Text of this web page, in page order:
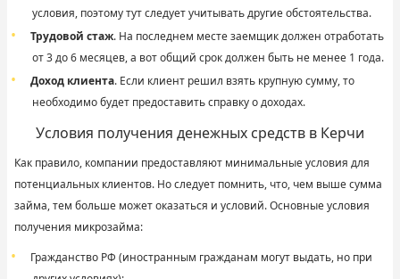
условия, поэтому тут следует учитывать другие обстоятельства.
Трудовой стаж. На последнем месте заемщик должен отработать
от 3 до 6 месяцев, а вот общий срок должен быть не менее 1 года.
Доход клиента. Если клиент решил взять крупную сумму, то
необходимо будет предоставить справку о доходах.
Условия получения денежных средств в Керчи
Как правило, компании предоставляют минимальные условия для
потенциальных клиентов. Но следует помнить, что, чем выше сумма
займа, тем больше может оказаться и условий. Основные условия
получения микрозайма:
Гражданство РФ (иностранным гражданам могут выдать, но при